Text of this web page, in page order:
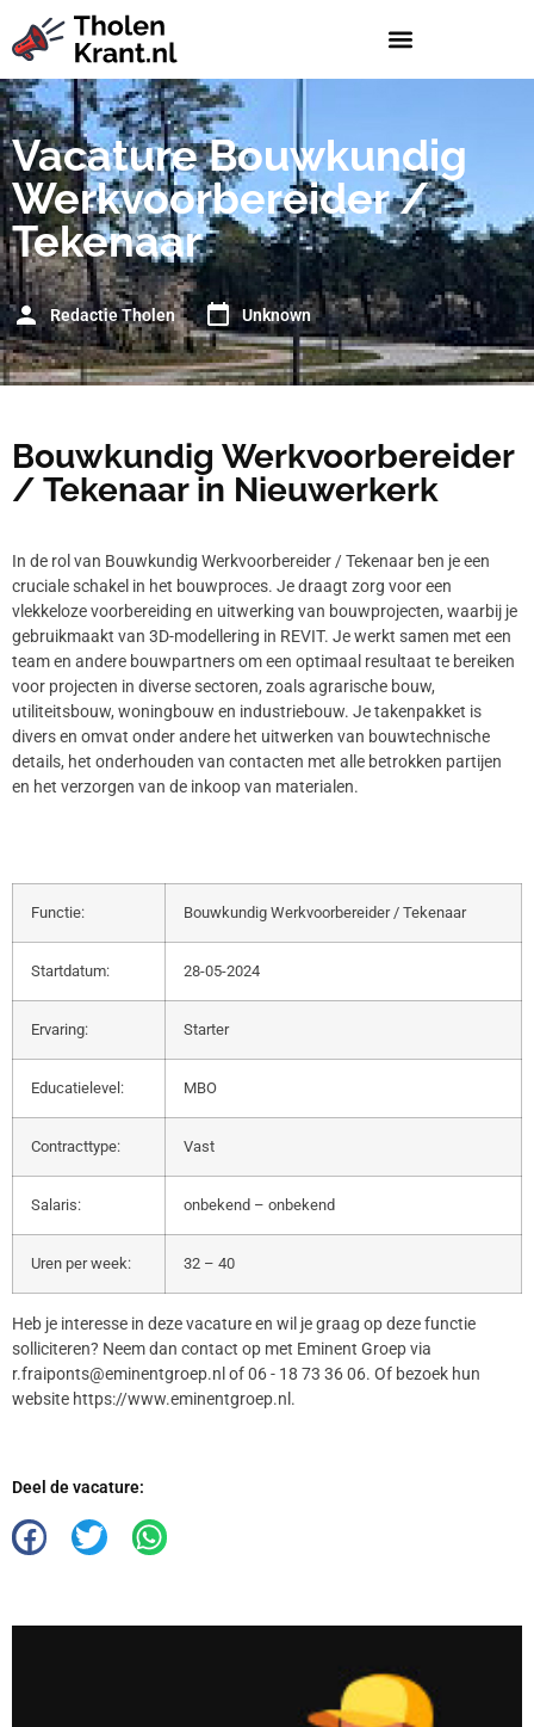
Vacature Bouwkundig
Werkvoorbereider /
Tekenaar
Redactie Tholen Unknown
Bouwkundig Werkvoorbereider
/ Tekenaar in Nieuwerkerk
In de rol van Bouwkundig Werkvoorbereider / Tekenaar ben je een
cruciale schakel in het bouwproces. Je draagt zorg voor een
vlekkeloze voorbereiding en uitwerking van bouwprojecten, waarbij je
gebruikmaakt van 3D-modellering in REVIT. Je werkt samen met een
team en andere bouwpartners om een optimaal resultaat te bereiken
voor projecten in diverse sectoren, zoals agrarische bouw,
utiliteitsbouw, woningbouw en industriebouw. Je takenpakket is
divers en omvat onder andere het uitwerken van bouwtechnische
details, het onderhouden van contacten met alle betrokken partijen
en het verzorgen van de inkoop van materialen.
Functie: Bouwkundig Werkvoorbereider / Tekenaar
Startdatum: 28-05-2024
Ervaring: Starter
Educatielevel: MBO
Contracttype: Vast
Salaris: onbekend – onbekend
Uren per week: 32 – 40
Heb je interesse in deze vacature en wil je graag op deze functie
solliciteren? Neem dan contact op met Eminent Groep via
r.fraiponts@eminentgroep.nl of 06 - 18 73 36 06. Of bezoek hun
website https://www.eminentgroep.nl.
Deel de vacature: